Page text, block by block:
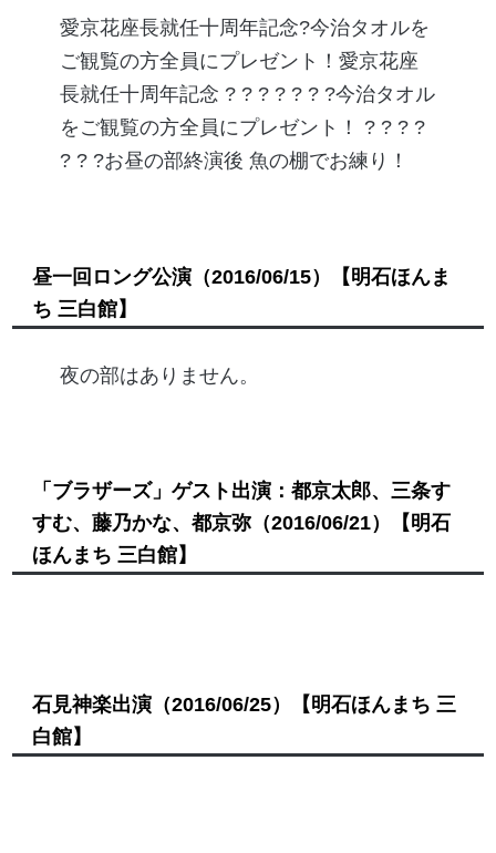
愛京花座長就任十周年記念?今治タオルを
ご観覧の方全員にプレゼント！愛京花座
長就任十周年記念 ? ? ? ? ? ? ?今治タオル
をご観覧の方全員にプレゼント！ ? ? ? ?
? ? ?お昼の部終演後 魚の棚でお練り！
昼一回ロング公演（2016/06/15）
【明石ほんま
ち 三白館】
夜の部はありません。
「ブラザーズ」ゲスト出演：都京太郎、三条す
すむ、藤乃かな、都京弥（2016/06/21）
【明石
ほんまち 三白館】
石見神楽出演（2016/06/25）
【明石ほんまち 三
白館】